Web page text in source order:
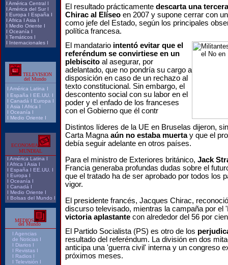
I América Central I
I América del Sur I
I Europa I España I
I Africa I Asia I
I Medio Oriente I
I Oceanía I
I Temáticos I
I Internacionales I
TELEVISION
del Mundo
I América Latina I
I España I EE.UU.
I
I Canadá I Europa I
I Asia I Africa I
I Oceanía I
I Medio Oriente I
ECONOMIA
MUNDIAL
I América Latina I
I Africa I Asia I
I España I EE.UU.
I
I Europa I
I Oceanía I
I Canadá I
I Medio Oriente I
I Bolsas del Mundo I
MEDIOS
del Mundo
I Agencias
de Noticias I
I Diarios I
I Revistas I
I Radios I
I Televisión I
El resultado prácticamente descarta una
Chirac al Elíseo en 2007 y supone cerrar con
como jefe del Estado, según los principales
política francesa.
El mandatario intentó evitar que el
referéndum se convirtiese en un
plebiscito al asegurar, por
adelantado, que no pondría su cargo a
disposición en caso de un rechazo al
texto constitucional. Sin embargo, el
descontento social con su labor en el
poder y el enfado de los franceses
con el Gobierno que él contr
Distintos líderes de la UE en Bruselas dijeron,
Carta Magna aún no estaba muertay que el
debía seguir adelante en otros países.
Para el ministro de Exteriores británico, Jack
Francia generaba profundas dudas sobre el
que el tratado ha de ser aprobado por todos los
vigor.
El presidente francés, Jacques Chirac,
discurso televisado, mientras la campaña por el
victoria aplastante con alrededor del 56 por
El Partido Socialista (PS) es otro de los
resultado del referéndum. La división en dos
anticipa una 'guerra civil' interna y un congreso
próximos meses.